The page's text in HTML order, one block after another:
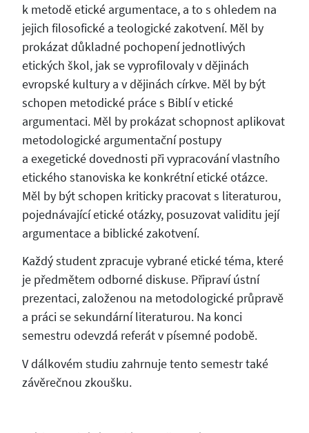
k metodě etické argumentace, a to s ohledem na
jejich filosofické a teologické zakotvení. Měl by
prokázat důkladné pochopení jednotlivých
etických škol, jak se vyprofilovaly v dějinách
evropské kultury a v dějinách církve. Měl by být
schopen metodické práce s Biblí v etické
argumentaci. Měl by prokázat schopnost aplikovat
metodologické argumentační postupy
a exegetické dovednosti při vypracování vlastního
etického stanoviska ke konkrétní etické otázce.
Měl by být schopen kriticky pracovat s literaturou,
pojednávající etické otázky, posuzovat validitu její
argumentace a biblické zakotvení.
Každý student zpracuje vybrané etické téma, které
je předmětem odborné diskuse. Připraví ústní
prezentaci, založenou na metodologické průpravě
a práci se sekundární literaturou. Na konci
semestru odevzdá referát v písemné podobě.
V dálkovém studiu zahrnuje tento semestr také
závěrečnou zkoušku.